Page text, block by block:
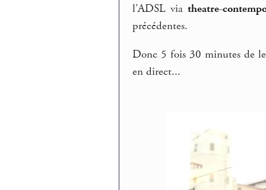
l’ADSL via theatre-
précédentes.
Donc 5 fois 30 minutes de
en direct...